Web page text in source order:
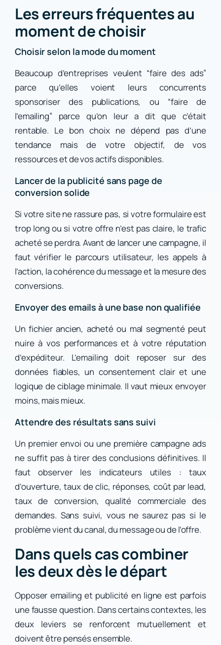
Les erreurs fréquentes au
moment de choisir
Choisir selon la mode du moment
Beaucoup d’entreprises veulent “faire des ads”
parce qu’elles voient leurs concurrents
sponsoriser des publications, ou “faire de
l’emailing” parce qu’on leur a dit que c’était
rentable. Le bon choix ne dépend pas d’une
tendance mais de votre objectif, de vos
ressources et de vos actifs disponibles.
Lancer de la publicité sans page de
conversion solide
Si votre site ne rassure pas, si votre formulaire est
trop long ou si votre offre n’est pas claire, le trafic
acheté se perdra. Avant de lancer une campagne, il
faut vérifier le parcours utilisateur, les appels à
l’action, la cohérence du message et la mesure des
conversions.
Envoyer des emails à une base non qualifiée
Un fichier ancien, acheté ou mal segmenté peut
nuire à vos performances et à votre réputation
d’expéditeur. L’emailing doit reposer sur des
données fiables, un consentement clair et une
logique de ciblage minimale. Il vaut mieux envoyer
moins, mais mieux.
Attendre des résultats sans suivi
Un premier envoi ou une première campagne ads
ne suffit pas à tirer des conclusions définitives. Il
faut observer les indicateurs utiles : taux
d’ouverture, taux de clic, réponses, coût par lead,
taux de conversion, qualité commerciale des
demandes. Sans suivi, vous ne saurez pas si le
problème vient du canal, du message ou de l’offre.
Dans quels cas combiner
les deux dès le départ
Opposer emailing et publicité en ligne est parfois
une fausse question. Dans certains contextes, les
deux leviers se renforcent mutuellement et
doivent être pensés ensemble.